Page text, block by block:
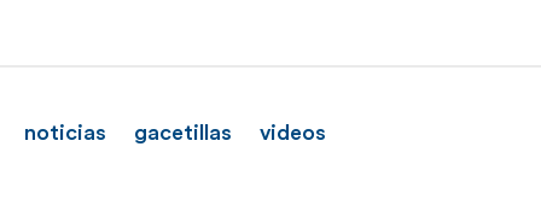
noticias gacetillas videos